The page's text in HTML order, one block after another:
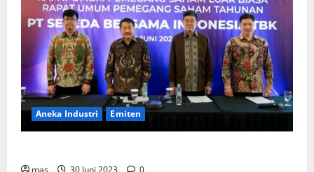
Aneka Industri Emiten
mas 30 Juni 2023 0